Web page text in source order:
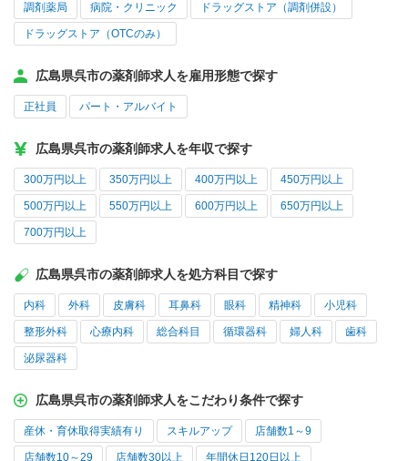
調剤薬局 病院・クリニック ドラッグストア（調剤併設）
ドラッグストア（OTCのみ）
広島県呉市の薬剤師求人を雇用形態で探す
正社員 パート・アルバイト
広島県呉市の薬剤師求人を年収で探す
300万円以上 350万円以上 400万円以上 450万円以上
500万円以上 550万円以上 600万円以上 650万円以上
700万円以上
広島県呉市の薬剤師求人を処方科目で探す
内科 外科 皮膚科 耳鼻科 眼科 精神科 小児科
整形外科 心療内科 総合科目 循環器科 婦人科 歯科
泌尿器科
広島県呉市の薬剤師求人をこだわり条件で探す
産休・育休取得実績有り スキルアップ 店舗数1～9
店舗数10～29 店舗数30以上 年間休日120日以上